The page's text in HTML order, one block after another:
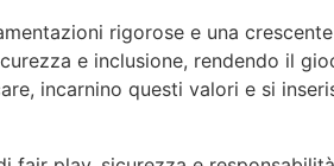
rigorose e una
e inclusione, rendendo il
incarnino questi valori e si